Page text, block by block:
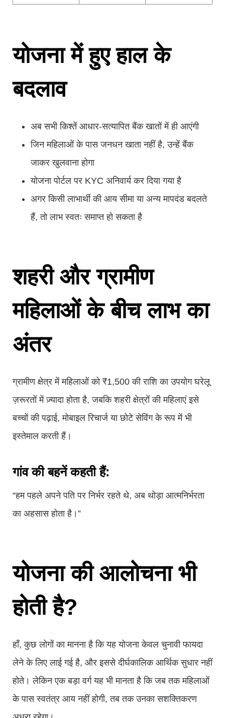
योजना में हुए हाल के
बदलाव
अब सभी किश्तें आधार-सत्यापित बैंक खातों में ही आएंगी
जिन महिलाओं के पास जनधन खाता नहीं है, उन्हें बैंक
जाकर खुलवाना होगा
योजना पोर्टल पर KYC अनिवार्य कर दिया गया है
अगर किसी लाभार्थी की आय सीमा या अन्य मापदंड बदलते
हैं, तो लाभ स्वतः समाप्त हो सकता है
शहरी और ग्रामीण
महिलाओं के बीच लाभ का
अंतर
ग्रामीण क्षेत्र में महिलाओं को ₹1,500 की राशि का उपयोग घरेलू
ज़रूरतों में ज़्यादा होता है, जबकि शहरी क्षेत्रों की महिलाएं इसे
बच्चों की पढ़ाई, मोबाइल रिचार्ज या छोटे सेविंग के रूप में भी
इस्तेमाल करती हैं।
गांव की बहनें कहती हैं:
“हम पहले अपने पति पर निर्भर रहते थे, अब थोड़ा आत्मनिर्भरता
का अहसास होता है।”
योजना की आलोचना भी
होती है?
हाँ, कुछ लोगों का मानना है कि यह योजना केवल चुनावी फायदा
लेने के लिए लाई गई है, और इससे दीर्घकालिक आर्थिक सुधार नहीं
होते। लेकिन एक बड़ा वर्ग यह भी मानता है कि जब तक महिलाओं
के पास स्वतंत्र आय नहीं होगी, तब तक उनका सशक्तिकरण